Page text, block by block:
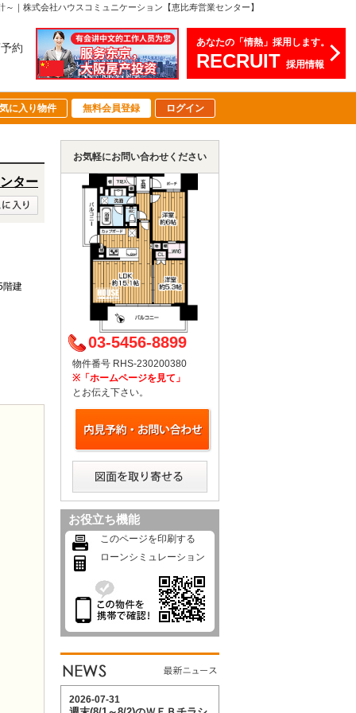
｜株式会社ハウスコミュニケーション【恵比寿営業センター】
約 あなたの「情熱」採用します。
RECRUIT 採用情報
に入り物件 無料会員登録 ログイン
ター
階建
お気軽にお問い合わせください
03-5456-8899
物件番号 RHS-230200380
※「ホームページを見て」
とお伝え下さい。
お役立ち機能
このページを印刷する
ローンシミュレーション